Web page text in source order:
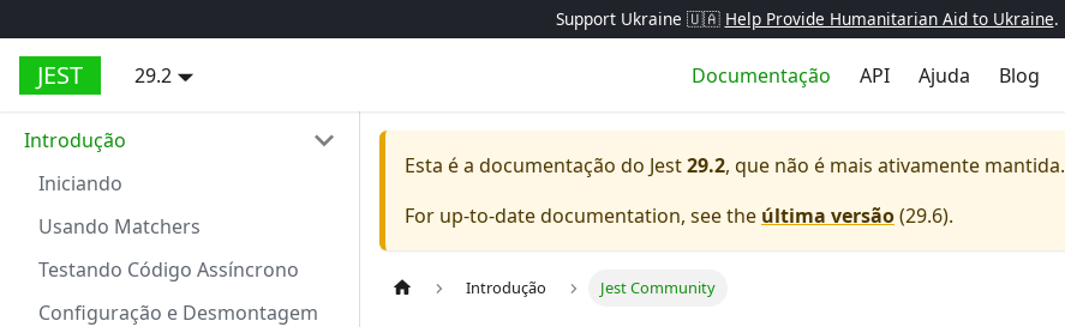
Support Ukraine 🇺🇦 Help Provide Humanitarian Aid to Ukraine.
JEST 29.2 Documentação API Ajuda Blog
Introdução
Iniciando
Usando Matchers
Testando Código Assíncrono
Configuração e Desmontagem
Esta é a documentação do Jest29.2, que não é mais ativamente mantida.
For up-to-date documentation, see the última versão(29.6).
Introdução Jest Community